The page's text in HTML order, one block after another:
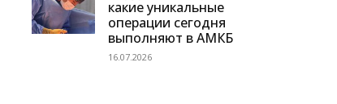
какие уникальные
операции сегодня
выполняют в АМКБ
16.07.2026